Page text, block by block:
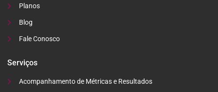
Planos
Blog
Fale Conosco
Serviços
Acompanhamento de Métricas e Resultados